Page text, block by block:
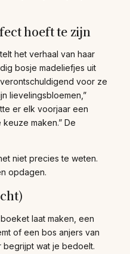
hoeft te zijn
het verhaal van haar
bosje madeliefjes uit
voor ze
lievelingsbloemen,”
er elk voorjaar een
maken.” De
niet precies te weten.
opdagen.
laat maken, een
of een bos anjers van
begrijpt wat je bedoelt.